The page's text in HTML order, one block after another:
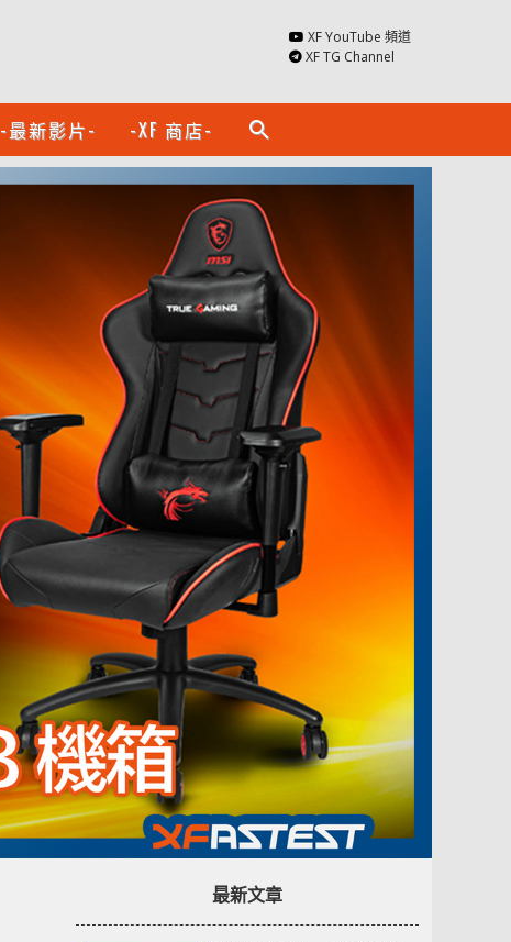
XF YouTube 頻道
XF TG Channel
-最新影片- -XF 商店- search
最新文章